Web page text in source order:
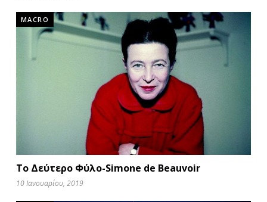
MACRO
Το Δεύτερο Φύλο-Simone de Beauvoir
10 Ιανουαρίου, 2019